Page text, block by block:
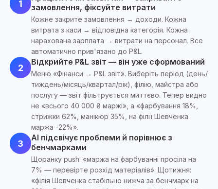
1
замовлення, фіксуйте витрати
Кожне закрите замовлення → доходи. Кожна
витрата з каси → відповідна категорія. Кожна
нарахована зарплата → витрати на персонал. Все
автоматично прив'язано до P&L.
2
Відкрийте P&L звіт — він уже сформований
Меню «Фінанси → P&L звіт». Виберіть період (день/
тиждень/місяць/квартал/рік), філію, майстра або
послугу — звіт фільтрується миттєво. Тепер видно
не «всього 40 000 ₴ маржі», а «фарбування 18%,
стрижки 62%, манікюр 35%, на філії Шевченка
маржа -22%».
3
AI підсвічує проблеми й порівнює з
бенчмарками
Щоранку push: «маржа на фарбуванні просіла на
7% — перевірте розхід матеріалів». Щотижня:
«філія Шевченка стабільно нижча за бенчмарк на